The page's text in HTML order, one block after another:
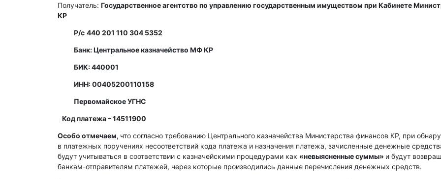
Получатель: Государственное агентство по управлению государственным имуществом при Кабинете
КР
Р/с 440 201 110 304 5352
Банк: Центральное казначейство МФ КР
БИК: 440001
ИНН: 00405200110158
Первомайское УГНС
Код платежа – 14511900
Особо отмечаем, что согласно требованию Центрального казначейства Министерства финансов КР, при
в платежных поручениях несоответствий кода платежа и назначения платежа, зачисленные денежные
будут учитываться в соответствии с казначейскими процедурами как «невыясненные суммы» и будут
банкам-отправителям платежей, через которые производились данные перечисления денежных средств.